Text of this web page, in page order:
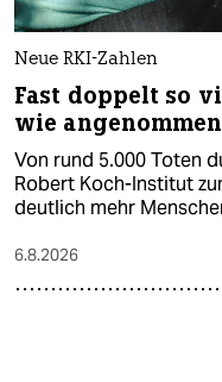
Neue RKI-Zahlen
Fast doppelt so
wie angenommen
Von rund 5.000 Toten
Robert Koch-Institut
deutlich mehr
6.8.2026